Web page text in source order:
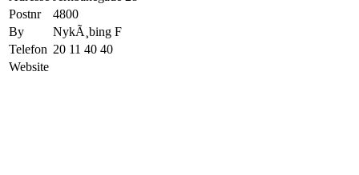
Postnr
4800
By
NykÃ¸bing F
Telefon 20 11 40 40
Website